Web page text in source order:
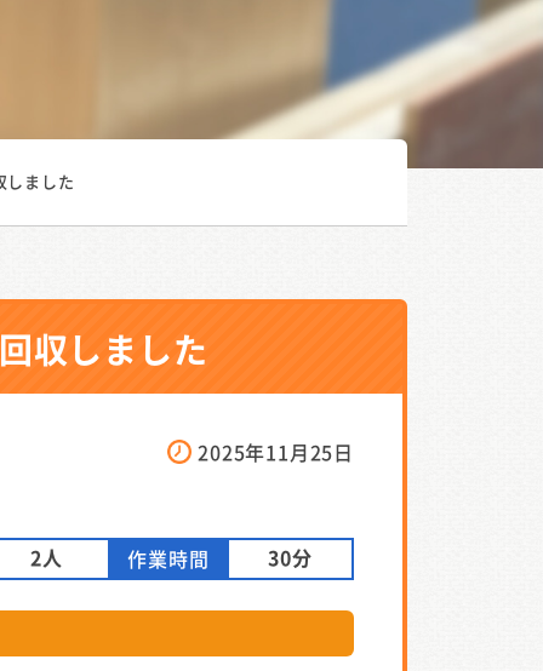
しました
収しました
2025年11月25日
2人 作業時間 30分